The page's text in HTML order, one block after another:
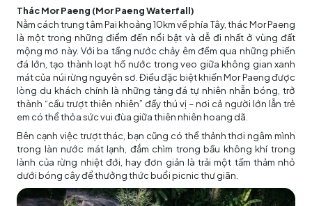
Thác Mor Paeng (Mor Paeng Waterfall)
Nằm cách trung tâm Pai khoảng 10km về phía Tây, thác Mor Paeng
là một trong những điểm đến nổi bật và dễ đi nhất ở vùng đất
mộng mơ này. Với ba tầng nước chảy êm đềm qua những phiến
đá lớn, tạo thành loạt hồ nước trong veo giữa không gian xanh
mát của núi rừng nguyên sơ. Điều đặc biệt khiến Mor Paeng được
lòng du khách chính là những tảng đá tự nhiên nhẵn bóng, trở
thành “cầu trượt thiên nhiên” đầy thú vị – nơi cả người lớn lẫn trẻ
em có thể thỏa sức vui đùa giữa thiên nhiên hoang dã.
Bên cạnh việc trượt thác, bạn cũng có thể thảnh thơi ngâm mình
trong làn nước mát lạnh, đắm chìm trong bầu không khí trong
lành của rừng nhiệt đới, hay đơn giản là trải một tấm thảm nhỏ
dưới bóng cây để thưởng thức buổi picnic thư giãn.